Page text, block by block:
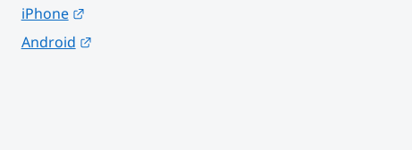
iPhone
Länk till annan webbplats.
Android
Länk till annan webbplats.